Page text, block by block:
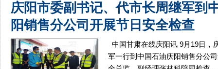
庆阳市委副书记、代市长周继军到
阳销售分公司开展节日安全检查
中国甘肃在线庆阳讯 9月19日，
军一行到中国石油庆阳销售分公